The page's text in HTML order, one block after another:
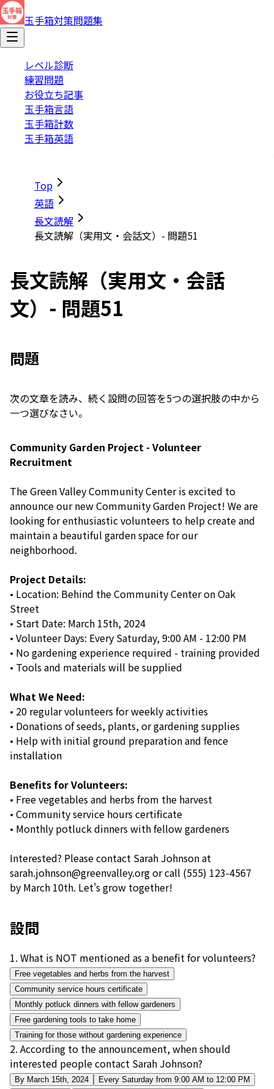
玉手箱対策問題集
レベル診断
練習問題
お役立ち記事
玉手箱言語
玉手箱計数
玉手箱英語
Top
英語
長文読解
長文読解（実用文・会話文）- 問題51
長文読解（実用文・会話
文）- 問題51
問題
次の文章を読み、続く設問の回答を5つの選択肢の中から
一つ選びなさい。
Community Garden Project - Volunteer
Recruitment
The Green Valley Community Center is excited to
announce our new Community Garden Project! We are
looking for enthusiastic volunteers to help create and
maintain a beautiful garden space for our
neighborhood.
Project Details:
• Location: Behind the Community Center on Oak
Street
• Start Date: March 15th, 2024
• Volunteer Days: Every Saturday, 9:00 AM - 12:00 PM
• No gardening experience required - training provided
• Tools and materials will be supplied
What We Need:
• 20 regular volunteers for weekly activities
• Donations of seeds, plants, or gardening supplies
• Help with initial ground preparation and fence
installation
Benefits for Volunteers:
• Free vegetables and herbs from the harvest
• Community service hours certificate
• Monthly potluck dinners with fellow gardeners
Interested? Please contact Sarah Johnson at
sarah.johnson@greenvalley.org or call (555) 123-4567
by March 10th. Let's grow together!
設問
1. What is NOT mentioned as a benefit for volunteers?
Free vegetables and herbs from the harvest
Community service hours certificate
Monthly potluck dinners with fellow gardeners
Free gardening tools to take home
Training for those without gardening experience
2. According to the announcement, when should
interested people contact Sarah Johnson?
By March 15th, 2024
Every Saturday from 9:00 AM to 12:00 PM